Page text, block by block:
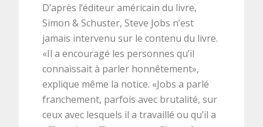
D’après l’éditeur américain du livre,
Simon & Schuster, Steve Jobs n’est
jamais intervenu sur le contenu du livre.
«Il a encouragé les personnes qu’il
connaissait à parler honnêtement»,
explique même la notice. «Jobs a parlé
franchement, parfois avec brutalité, sur
ceux avec lesquels il a travaillé ou qu’il a